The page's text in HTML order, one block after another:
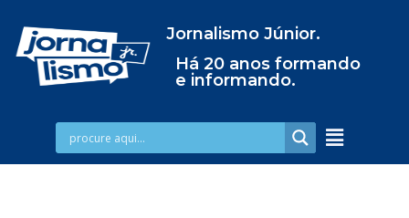
Jornalismo Júnior.
Há 20 anos formando
e informando.